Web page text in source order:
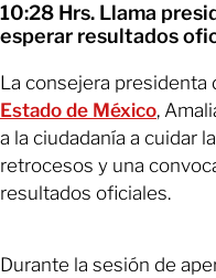
10:28 Hrs. Llama
esperar resultados
La consejera presidenta
Estado de México,
a la ciudadanía a cuidar
retrocesos y una
resultados oficiales.
Durante la sesión de